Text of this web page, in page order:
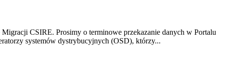
CSIRE. Prosimy o terminowe przekazanie danych w Portalu
systemów dystrybucyjnych (OSD), którzy...